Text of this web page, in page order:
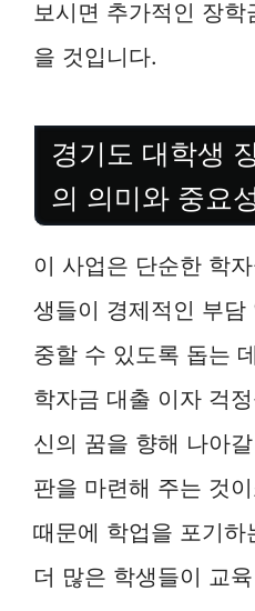
보시면 추가적인 장
을 것입니다.
경기도 대학생
의 의미와 중요
이 사업은 단순한 학
생들이 경제적인 부담
중할 수 있도록 돕는
학자금 대출 이자 걱
신의 꿈을 향해 나아
판을 마련해 주는 것
때문에 학업을 포기하
더 많은 학생들이 교